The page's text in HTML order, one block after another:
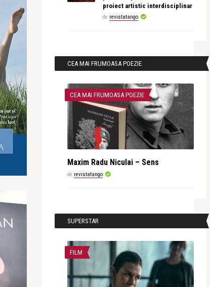
proiect artistic interdisciplinar
de revistatango
CEA MAI FRUMOASA POEZIE
CEA MAI FRUMOASA POEZIE
Maxim Radu Niculai – Sens
de revistatango
SUPERSTAR
FILM